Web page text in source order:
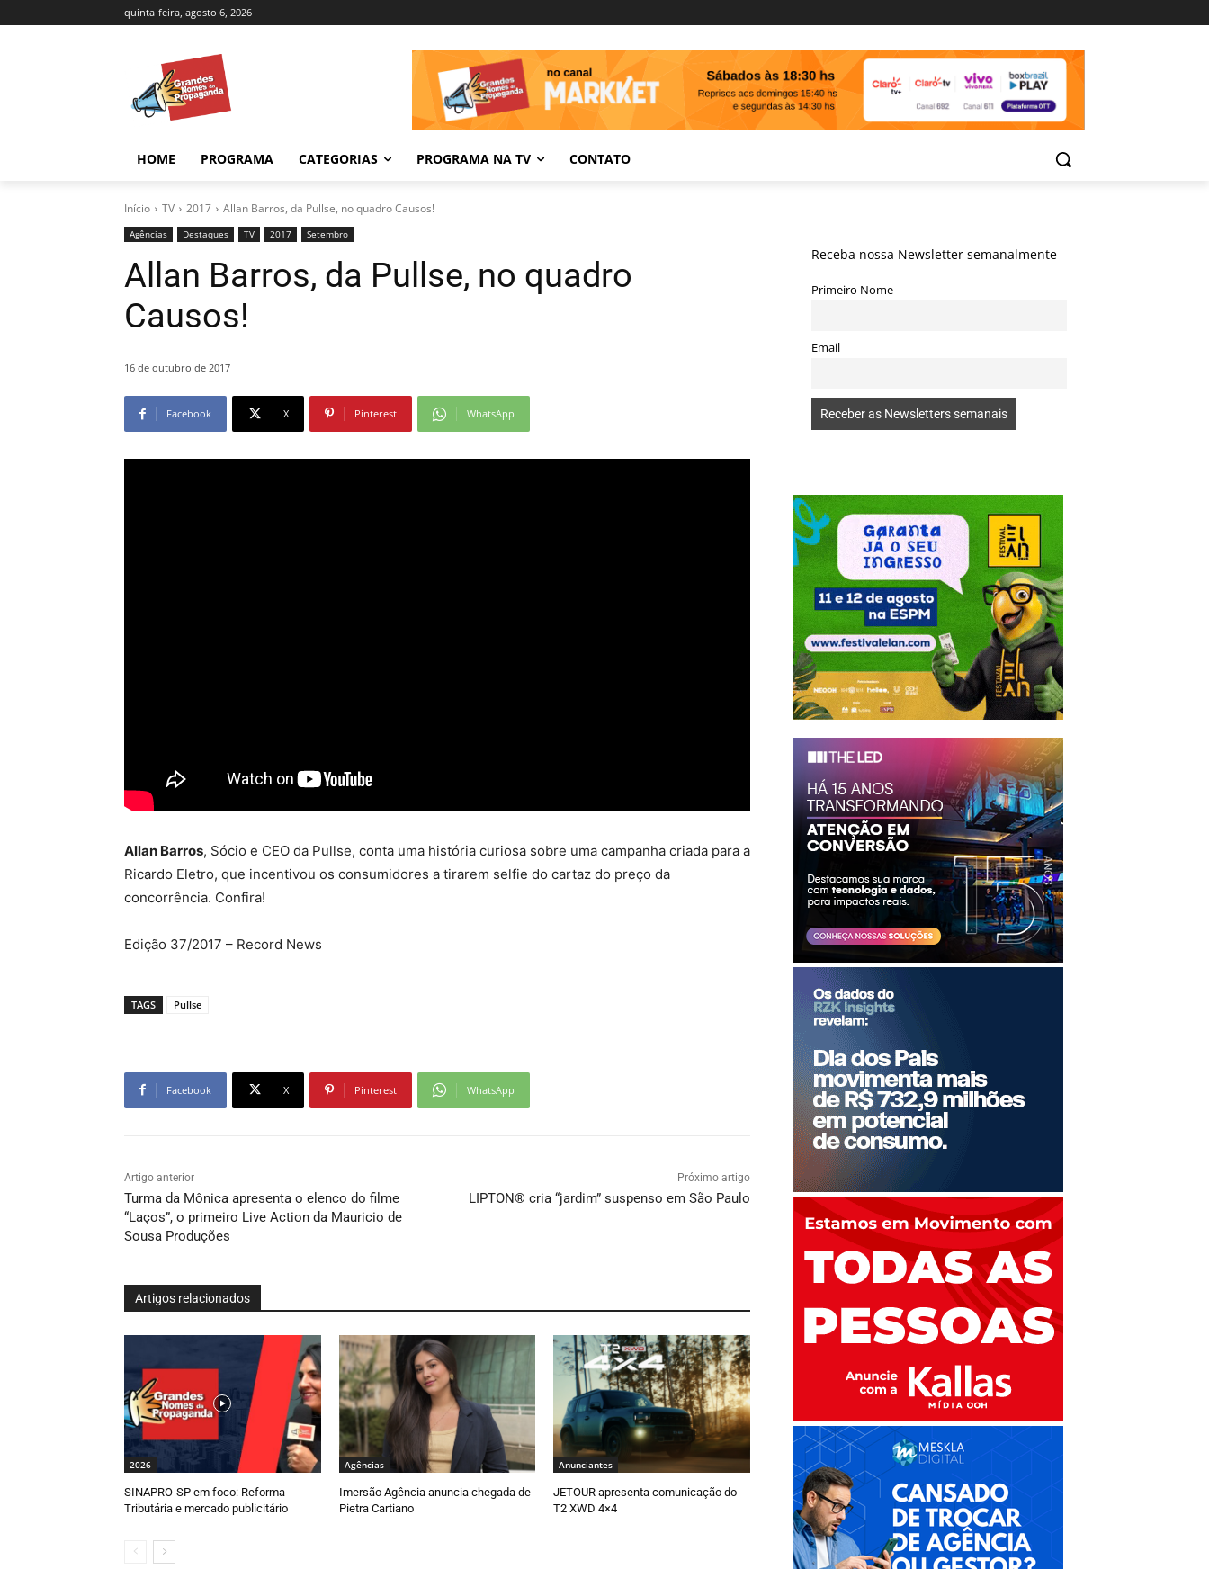
quinta-feira, agosto 6, 2026
HOME PROGRAMA CATEGORIAS PROGRAMA NA TV CONTATO
Início TV 2017 Allan Barros, da Pullse, no quadro Causos!
Agências Destaques TV 2017 Setembro
Allan Barros, da Pullse, no quadro
Causos!
16 de outubro de 2017
Facebook X Pinterest WhatsApp
Allan Barros, Sócio e CEO da Pullse, conta uma história curiosa sobre uma campanha criada para a
Ricardo Eletro, que incentivou os consumidores a tirarem selfie do cartaz do preço da
concorrência. Confira!
Edição 37/2017 – Record News
TAGS Pullse
Facebook X Pinterest WhatsApp
Artigo anterior
Turma da Mônica apresenta o elenco do filme
“Laços”, o primeiro Live Action da Mauricio de
Sousa Produções
Próximo artigo
LIPTON® cria “jardim” suspenso em São Paulo
Artigos relacionados
2026
SINAPRO-SP em foco: Reforma
Tributária e mercado publicitário
Agências
Imersão Agência anuncia chegada de
Pietra Cartiano
Anunciantes
JETOUR apresenta comunicação do
T2 XWD 4×4
Receba nossa Newsletter semanalmente
Primeiro Nome
Email